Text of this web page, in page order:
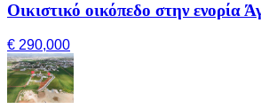
Οικιστικό οικόπεδο στην ενορία
€ 290,000